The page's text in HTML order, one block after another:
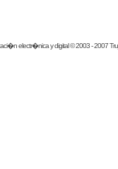
electr�nica y digital © 2003 - 2007